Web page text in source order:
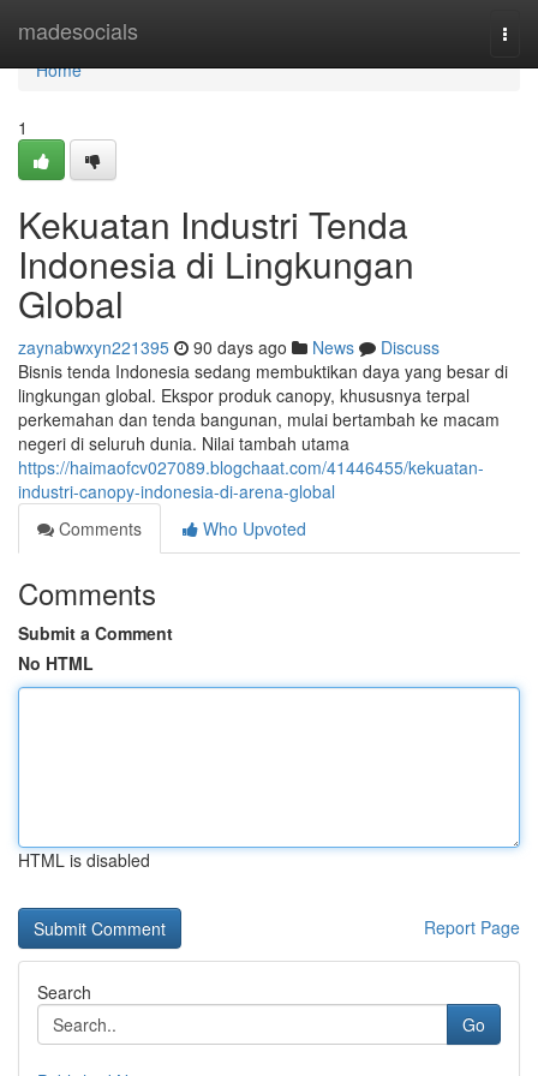
madesocials
Home
Home
1
Kekuatan Industri Tenda
Indonesia di Lingkungan
Global
zaynabwxyn221395 90 days ago News
Discuss
Bisnis tenda Indonesia sedang membuktikan daya yang besar di
lingkungan global. Ekspor produk canopy, khususnya terpal
perkemahan dan tenda bangunan, mulai bertambah ke macam
negeri di seluruh dunia. Nilai tambah utama
https://haimaofcv027089.blogchaat.com/41446455/kekuatan-
industri-canopy-indonesia-di-arena-global
Comments
Who Upvoted
Comments
Submit a Comment
No HTML
HTML is disabled
Report Page
Search
Go